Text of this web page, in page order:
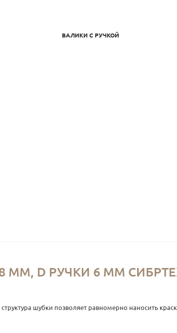
ВАЛИКИ С РУЧКОЙ
ММ, D РУЧКИ 6 ММ
шубки позволяет равномерно наносить